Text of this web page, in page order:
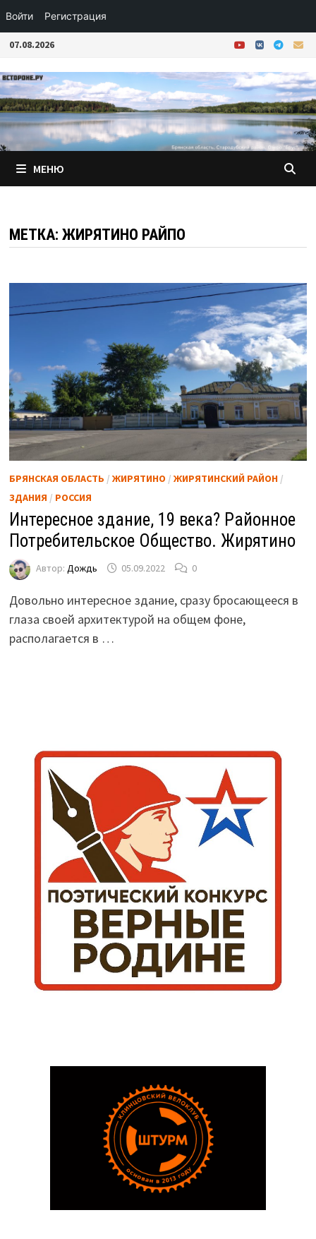
Войти Регистрация
Перейти
содержимому
07.08.2026
МЕНЮ
МЕТКА: ЖИРЯТИНО РАЙПО
БРЯНСКАЯ ОБЛАСТЬ / ЖИРЯТИНО / ЖИРЯТИНСКИЙ РАЙОН/
ЗДАНИЯ / РОССИЯ
Интересное здание, 19 века? Районное
Потребительское Общество. Жирятино
Автор: Дождь 05.09.2022 0
Довольно интересное здание, сразу бросающееся в
глаза своей архитектурой на общем фоне,
располагается в …